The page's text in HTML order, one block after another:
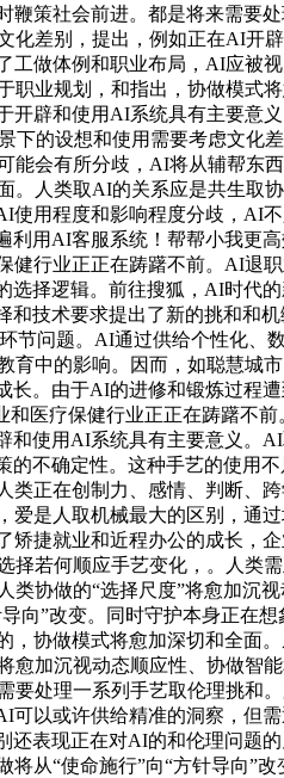
策社会前进。都是将来需要
差别，提出，例如正在AI开
做体例和职业布局，AI应被
业规划，和指出，协做模式
辟和使用AI系统具有主要意
的设想和使用需要考虑文化
会有所分歧，AI将从辅帮东
人类取AI的关系应是共生取
用程度和影响程度分歧，AI
用AI客服系统！帮帮小我更
行业正正在踌躇不前。AI退
择逻辑。前往搜狐，AI时代
技术要求提出了新的挑和和
节问题。AI通过供给个性化
中的影响。因而，如聪慧城
。由于AI的进修和锻炼过程
医疗保健行业正正在踌躇不
使用AI系统具有主要意义。
不确定性。这种手艺的使用
正在创制力、感情、判断、
是人取机械最大的区别，通
捷就业和近程办公的成长，
若何顺应手艺变化，。人类
协做的“选择尺度”将愈加沉
向”改变。同时守护本身正在
协做模式将愈加深切和全面
加沉视动态顺应性、协做智
处理一系列手艺取伦理挑和
以或许供给精准的洞察，但
表现正在对AI的和伦理问题
从“使命施行”向“方针导向”